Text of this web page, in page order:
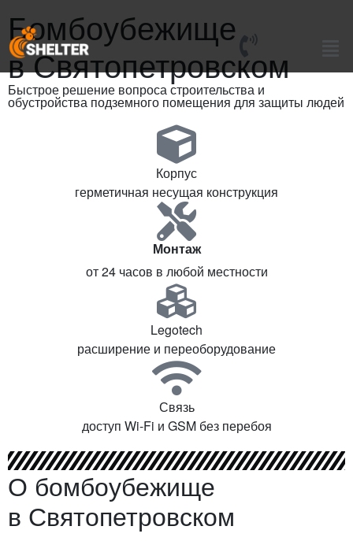
Бомбоубежище
в Святопетровском
Быстрое решение вопроса строительства и
обустройства подземного помещения для защиты людей
Корпус
герметичная несущая конструкция
Монтаж
от 24 часов в любой местности
Legotech
расширение и переоборудование
Связь
доступ Wi-Fi и GSM без перебоя
О бомбоубежище
в Святопетровском